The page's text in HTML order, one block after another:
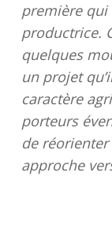
première qui
productrice.
quelques
un projet
caractère
porteurs
de
approche